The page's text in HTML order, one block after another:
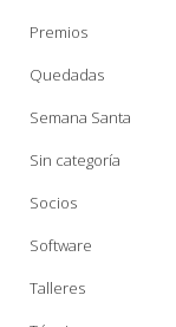
Premios
Quedadas
Semana Santa
Sin categoría
Socios
Software
Talleres